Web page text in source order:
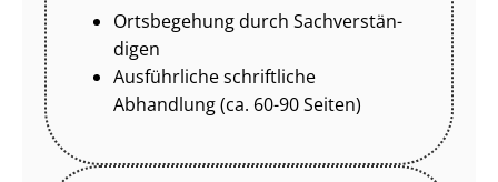
Ortsbegehung durch Sach­ver­stän­
di­gen
Ausführliche schriftliche
Abhandlung (ca. 60-90 Seiten)